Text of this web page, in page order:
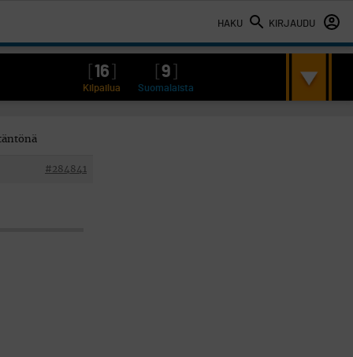
HAKU KIRJAUDU
16 9
Kilpailua Suomalaista
#284841